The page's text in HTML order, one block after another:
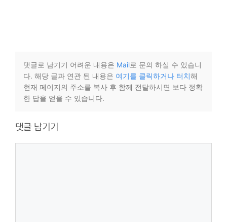
댓글로 남기기 어려운 내용은 Mail로 문의 하실 수 있습니
다. 해당 글과 연관 된 내용은 여기를 클릭하거나 터치해
현재 페이지의 주소를 복사 후 함께 전달하시면 보다 정확
한 답을 얻을 수 있습니다.
댓글 남기기